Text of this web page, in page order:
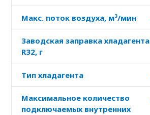
Макс. поток воздуха, м³/мин
Заводская заправка хладагента
R32, г
Тип хладагента
Максимальное количество
подключаемых внутренних